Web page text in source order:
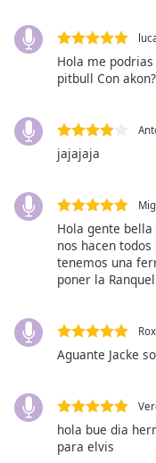
subtitles
off
,
selected
Picture-
Fullscreen
This
Beginning
window.
Escape
Hola me
pitbull Con akon?
jajajaja
Hola gente
nos hacen
tenemos una
poner la
Aguante Jacke
hola bue dia
para elvis